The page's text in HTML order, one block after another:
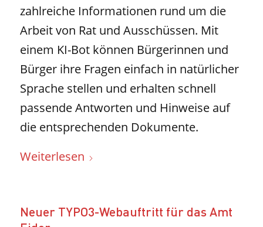
zahlreiche Informationen rund um die
Arbeit von Rat und Ausschüssen. Mit
einem KI-Bot können Bürgerinnen und
Bürger ihre Fragen einfach in natürlicher
Sprache stellen und erhalten schnell
passende Antworten und Hinweise auf
die entsprechenden Dokumente.
Weiterlesen
Neuer TYPO3-Webauftritt für das Amt